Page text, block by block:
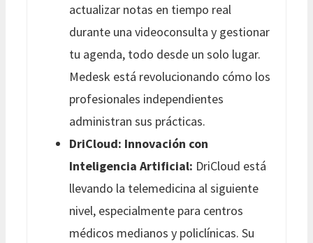
actualizar notas en tiempo real
durante una videoconsulta y gestionar
tu agenda, todo desde un solo lugar.
Medesk está revolucionando cómo los
profesionales independientes
administran sus prácticas.
DriCloud: Innovación con
Inteligencia Artificial: DriCloud está
llevando la telemedicina al siguiente
nivel, especialmente para centros
médicos medianos y policlínicas. Su